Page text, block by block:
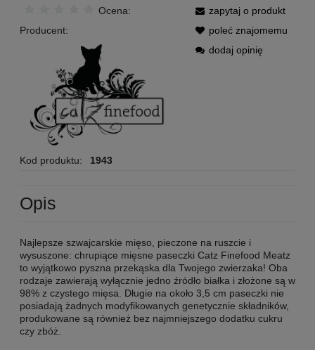
Ocena:
Producent:
Kod produktu: 1943
zapytaj o produkt
poleć znajomemu
dodaj opinię
Opis
Najlepsze szwajcarskie mięso, pieczone na ruszcie i
wysuszone: chrupiące mięsne paseczki Catz Finefood Meatz
to wyjątkowo pyszna przekąska dla Twojego zwierzaka! Oba
rodzaje zawierają wyłącznie jedno źródło białka i złożone są w
98% z czystego mięsa. Długie na około 3,5 cm paseczki nie
posiadają żadnych modyfikowanych genetycznie składników,
produkowane są również bez najmniejszego dodatku cukru
czy zbóż.